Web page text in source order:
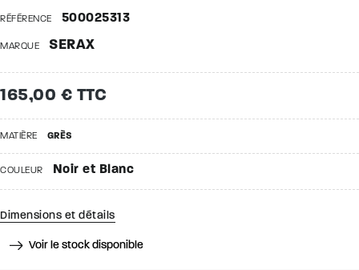
RÉFÉRENCE 500025313
MARQUE SERAX
165,00 € TTC
MATIÈRE GRÈS
COULEUR Noir et Blanc
Dimensions et détails
Voir le stock disponible